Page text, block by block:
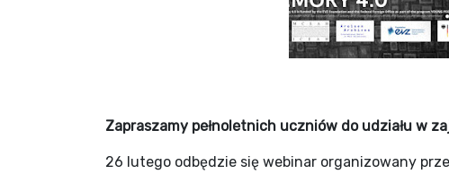
Zapraszamy pełnoletnich uczniów do udziału w
26 lutego odbędzie się webinar organizowany